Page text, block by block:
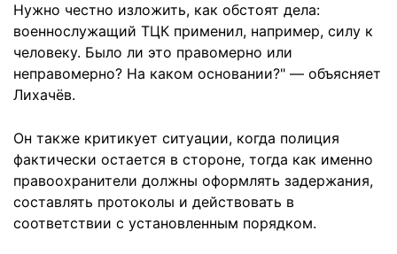
Нужно честно изложить, как обстоят дела:
военнослужащий ТЦК применил, например, силу к
человеку. Было ли это правомерно или
неправомерно? На каком основании?" — объясняет
Лихачёв.
Он также критикует ситуации, когда полиция
фактически остается в стороне, тогда как именно
правоохранители должны оформлять задержания,
составлять протоколы и действовать в
соответствии с установленным порядком.